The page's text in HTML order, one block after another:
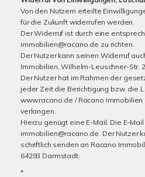
Von den Nutzern erteilte
für die Zukunft widerrufen werden.
Der Widerruf ist durch eine
immobilien@racano.de zu richten.
Der Nutzer kann seinen Widerruf
Immobilien, Wilhelm-Leuschner-Str.
Der Nutzer hat im Rahmen der
jeder Zeit die Berichtigung bzw. die
www.racano.de / Racano
verlangen.
Hierzu genügt eine E-Mail. Die E-
immobilien@racano.de. Der Nutzer
schriftlich senden an Racano
64293 Darmstadt.
*